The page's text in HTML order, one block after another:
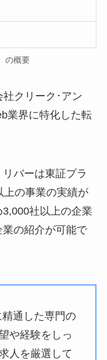
の概要
クリーク･アン
業界に特化した転
バーは東証プラ
上の事業の実績が
社以上の企業
の紹介が可能で
通した専門の
や経験をしっ
人を厳選して